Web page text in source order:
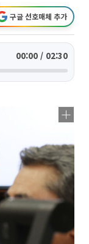
구글 선호매체 추가
00:00 / 02:30